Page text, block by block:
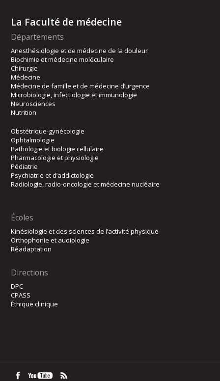
La Faculté de médecine
Départements
Anesthésiologie et de médecine de la douleur
Biochimie et médecine moléculaire
Chirurgie
Médecine
Médecine de famille et de médecine d’urgence
Microbiologie, infectiologie et immunologie
Neurosciences
Nutrition
Obstétrique-gynécologie
Ophtalmologie
Pathologie et biologie cellulaire
Pharmacologie et physiologie
Pédiatrie
Psychiatrie et d’addictologie
Radiologie, radio-oncologie et médecine nucléaire
Écoles
Kinésiologie et des sciences de l’activité physique
Orthophonie et audiologie
Réadaptation
Directions
DPC
CPASS
Éthique clinique